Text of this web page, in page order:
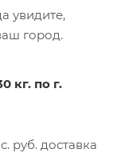
увидите,
город.
кг. по г.
руб. доставка